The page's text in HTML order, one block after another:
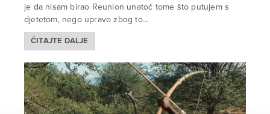
je da nisam birao Reunion unatoč tome što putujem s
djetetom, nego upravo zbog to...
ČITAJTE DALJE